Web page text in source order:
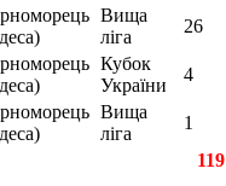
Вища
ліга
26
Кубок
України
4
Вища
ліга
1
119